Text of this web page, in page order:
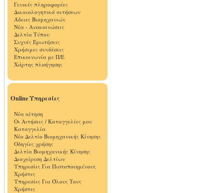
Γενικές πληροφορίες
Δικαιολογητικά αιτήσεων
Άδειες Βιομηχανιών
Νέα - Ανακοινώσεις
Δελτία Τύπου
Συχνές Ερωτήσεις
Χρήσιμες συνδέσεις
Επικοινωνία με Π/Ε
Χάρτης πλοήγησης
Online Υπηρεσίες
Νέα αίτηση
Οι Αιτήσεις / Καταγγελίες μου
Καταγγελία
Νέο Δελτίο Βιομηχανικής Κίνησης
Οδηγίες χρήσης
Δελτία Βιομηχανικής Κίνησης
Διαχείριση Δελτίων
Υπηρεσίες Για Πιστοποιημένους
Χρήστες
Υπηρεσίες Για Όλους Τους
Χρήστες